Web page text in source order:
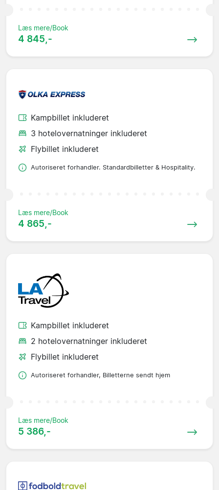
Læs mere/Book
4 845,-
Kampbillet inkluderet
3 hotelovernatninger inkluderet
Flybillet inkluderet
Autoriseret forhandler. Standardbilletter & Hospitality.
Læs mere/Book
4 865,-
Kampbillet inkluderet
2 hotelovernatninger inkluderet
Flybillet inkluderet
Autoriseret forhandler, Billetterne sendt hjem
Læs mere/Book
5 386,-